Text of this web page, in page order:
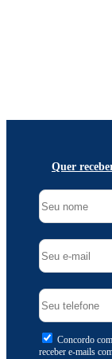
Quer
Concordo
receber e-mails